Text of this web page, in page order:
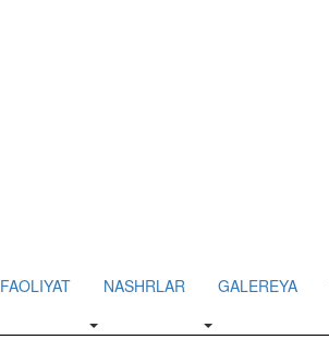
FAOLIYAT NASHRLAR GALEREYA